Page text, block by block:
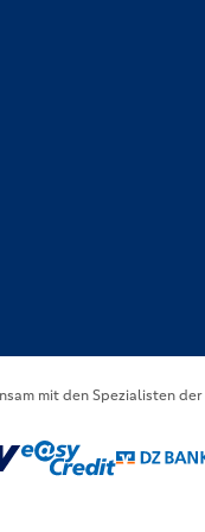
mit den Spezialisten